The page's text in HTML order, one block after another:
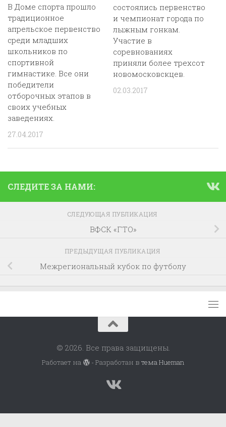
В Доме спорта прошло
традиционное
апрельское первенство
среди младших
школьников по
спортивной
гимнастике. Все они
победители
отборочных этапов в
своих учебных
заведениях.
27.04.2017
состоялись первенство
и чемпионат города по
лыжным гонкам.
Участие в
соревнованиях
приняли более трехсот
новомосковскцев.
02.03.2017
СЛЕДИТЕ ЗА НАМИ:
СЛЕДУЮЩАЯ ПУБЛИКАЦИЯ
ВФСК «ГТО»
ПРЕДЫДУЩАЯ ПУБЛИКАЦИЯ
Межрегиональный кубок по футболу
© 2026. Все права защищены.
Работает на - Разработан в тема Hueman